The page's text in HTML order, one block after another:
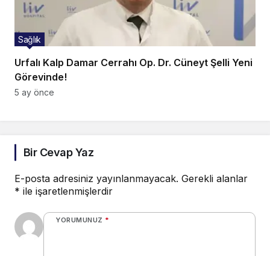
Urfalı Kalp Damar Cerrahı Op. Dr. Cüneyt Şelli Yeni
Görevinde!
Sağlık
5 ay önce
Bir Cevap Yaz
E-posta adresiniz yayınlanmayacak. Gerekli alanlar
* ile işaretlenmişlerdir
YORUMUNUZ *